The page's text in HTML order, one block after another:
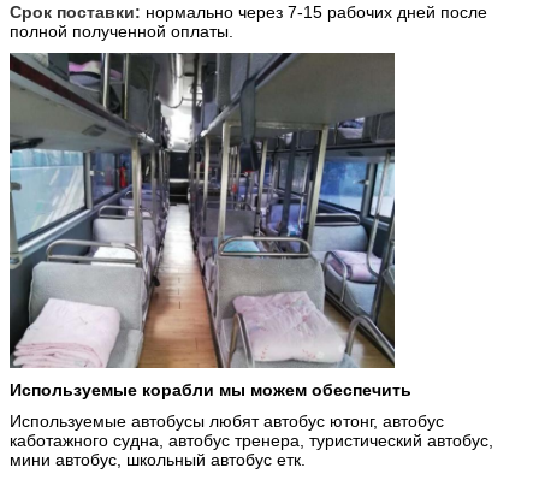
Срок поставки: нормально через 7-15 рабочих дней после
полной полученной оплаты.
Используемые корабли мы можем обеспечить
Используемые автобусы любят автобус ютонг, автобус
каботажного судна, автобус тренера, туристический автобус,
мини автобус, школьный автобус етк.